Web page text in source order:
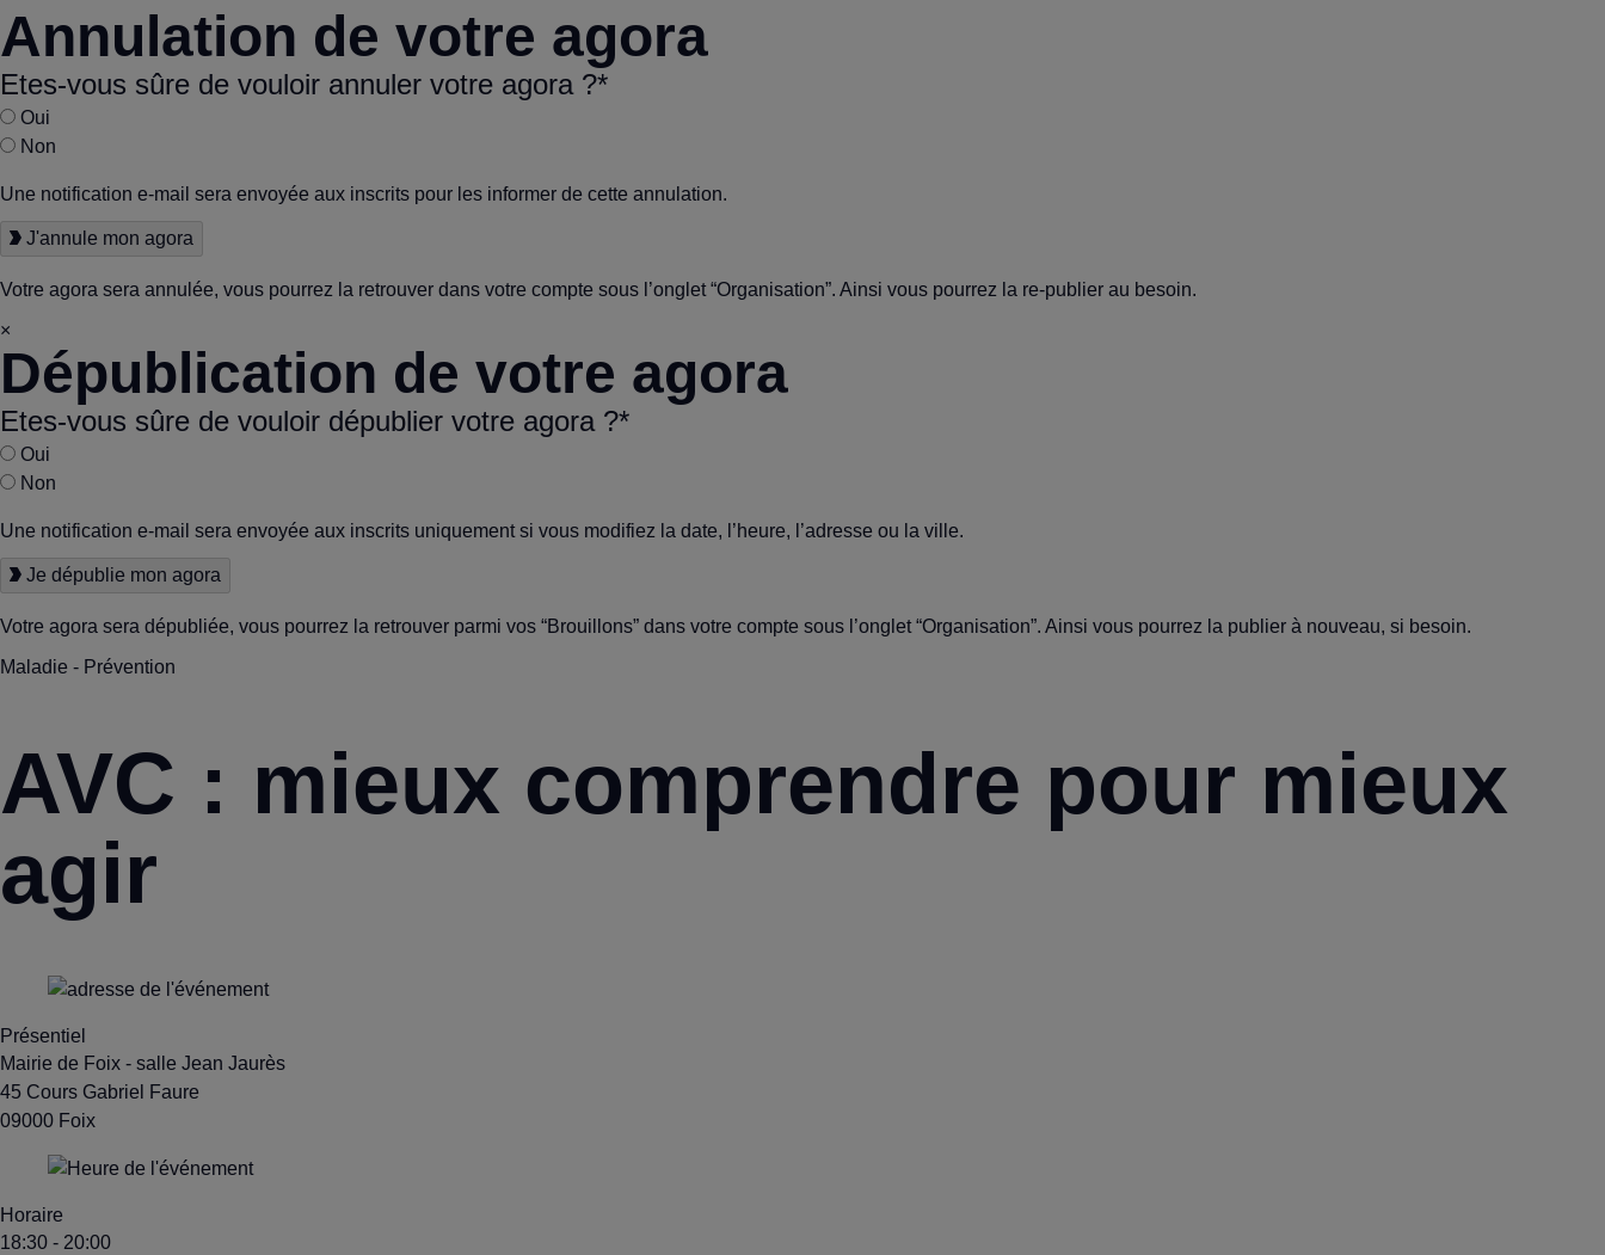
Annulation de votre agora
Etes-vous sûre de vouloir annuler votre agora ?*
Oui
Non
Une notification e-mail sera envoyée aux inscrits pour les informer de cette annulation.
J'annule mon agora
Votre agora sera annulée, vous pourrez la retrouver dans votre compte sous l’onglet “Organisation”. Ainsi vous pourrez la re-publier au besoin.
×
Dépublication de votre agora
Etes-vous sûre de vouloir dépublier votre agora ?*
Oui
Non
Une notification e-mail sera envoyée aux inscrits uniquement si vous modifiez la date, l’heure, l’adresse ou la ville.
Je dépublie mon agora
Votre agora sera dépubliée, vous pourrez la retrouver parmi vos “Brouillons” dans votre compte sous l’onglet “Organisation”. Ainsi vous pourrez la publier à nouveau, si besoin.
Maladie - Prévention
AVC : mieux comprendre pour mieux
agir
Présentiel
Mairie de Foix - salle Jean Jaurès
45 Cours Gabriel Faure
09000 Foix
Horaire
18:30 - 20:00